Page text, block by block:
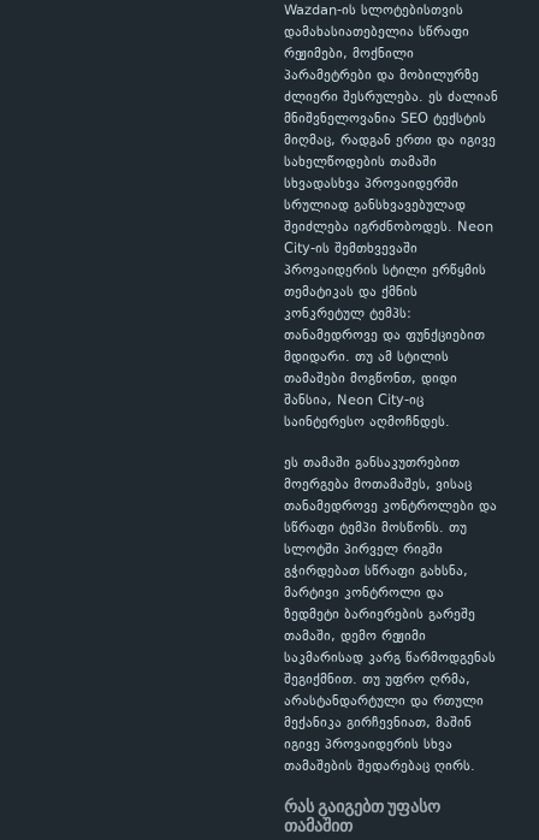
Wazdan-ის სლოტებისთვის
დამახასიათებელია სწრაფი
რეჟიმები, მოქნილი
პარამეტრები და მობილურზე
ძლიერი შესრულება. ეს ძალიან
მნიშვნელოვანია SEO ტექსტის
მიღმაც, რადგან ერთი და იგივე
სახელწოდების თამაში
სხვადასხვა პროვაიდერში
სრულიად განსხვავებულად
შეიძლება იგრძნობოდეს. Neon
City-ის შემთხვევაში
პროვაიდერის სტილი ერწყმის
თემატიკას და ქმნის
კონკრეტულ ტემპს:
თანამედროვე და ფუნქციებით
მდიდარი. თუ ამ სტილის
თამაშები მოგწონთ, დიდი
შანსია, Neon City-იც
საინტერესო აღმოჩნდეს.
ეს თამაში განსაკუთრებით
მოერგება მოთამაშეს, ვისაც
თანამედროვე კონტროლები და
სწრაფი ტემპი მოსწონს. თუ
სლოტში პირველ რიგში
გჭირდებათ სწრაფი გახსნა,
მარტივი კონტროლი და
ზედმეტი ბარიერების გარეშე
თამაში, დემო რეჟიმი
საკმარისად კარგ წარმოდგენას
შეგიქმნით. თუ უფრო ღრმა,
არასტანდარტული და რთული
მექანიკა გირჩევნიათ, მაშინ
იგივე პროვაიდერის სხვა
თამაშების შედარებაც ღირს.
რას გაიგებთ უფასო
თამაშით